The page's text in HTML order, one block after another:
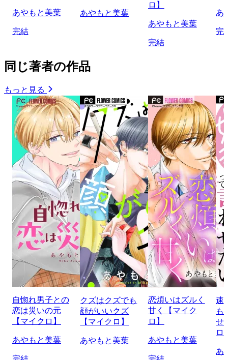
あやもと美葉
完結
あやもと美葉
ロ】
あやもと美葉
完結
あ
完
同じ著者の作品
もっと見る
自惚れ男子との
恋は災いの元
【マイクロ】
あやもと美葉
クズはクズでも
顔がいいクズ
【マイクロ】
あやもと美葉
恋煩いはズルく
甘く【マイク
ロ】
あやもと美葉
速
も
せ
ロ
あ